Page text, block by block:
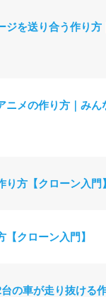
ジを送り合う作り方
ニメの作り方｜みん
方【クローン入門】
クローン入門】
の車が走り抜ける